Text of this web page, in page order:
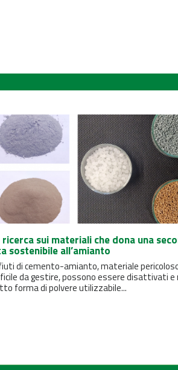
ricerca sui materiali che dona una
sostenibile all’amianto
di cemento-amianto, materiale
da gestire, possono essere disattivati ​​e
forma di polvere utilizzabile...